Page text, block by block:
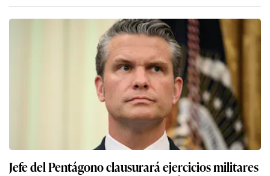
Jefe del Pentágono clausurará ejercicios militares